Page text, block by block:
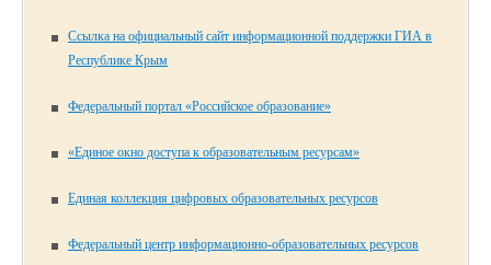
Ссылка на официальный сайт информационной поддержки ГИА в
Республике Крым
Федеральный портал «Российское образование»
«Единое окно доступа к образовательным ресурсам»
Единая коллекция цифровых образовательных ресурсов
Федеральный центр информационно-образовательных ресурсов